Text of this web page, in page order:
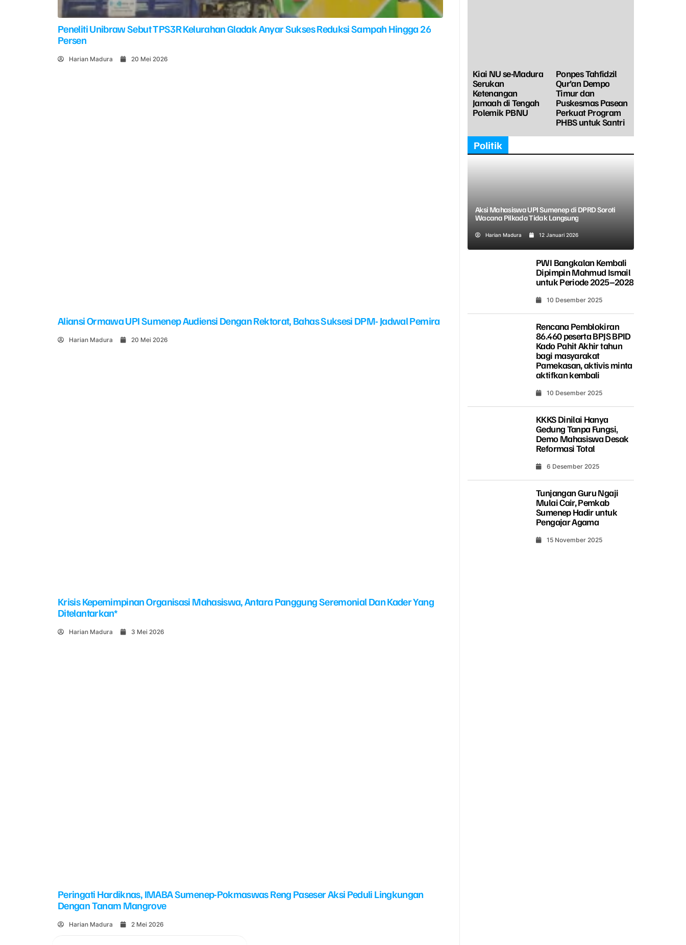
Peneliti Unibraw Sebut TPS3R Kelurahan Gladak Anyar Sukses Reduksi Sampah Hingga 26
Persen
Harian Madura 20 Mei 2026
Aliansi Ormawa UPI Sumenep Audiensi Dengan Rektorat, Bahas Suksesi DPM- Jadwal Pemira
Harian Madura 20 Mei 2026
Krisis Kepemimpinan Organisasi Mahasiswa, Antara Panggung Seremonial Dan Kader Yang
Ditelantarkan*
Harian Madura 3 Mei 2026
Peringati Hardiknas, IMABA Sumenep-Pokmaswas Reng Paseser Aksi Peduli Lingkungan
Dengan Tanam Mangrove
Harian Madura 2 Mei 2026
Kiai NU se-Madura
Serukan
Ketenangan
Jamaah di Tengah
Polemik PBNU
Ponpes Tahfidzil
Qur’an Dempo
Timur dan
Puskesmas Pasean
Perkuat Program
PHBS untuk Santri
Politik
Aksi Mahasiswa UPI Sumenep di DPRD Soroti
Wacana Pilkada Tidak Langsung
Harian Madura 12 Januari 2026
PWI Bangkalan Kembali
Dipimpin Mahmud Ismail
untuk Periode 2025–2028
10 Desember 2025
Rencana Pemblokiran
86.460 peserta BPJS BPID
Kado Pahit Akhir tahun
bagi masyarakat
Pamekasan, aktivis minta
aktifkan kembali
10 Desember 2025
KKKS Dinilai Hanya
Gedung Tanpa Fungsi,
Demo Mahasiswa Desak
Reformasi Total
6 Desember 2025
Tunjangan Guru Ngaji
Mulai Cair, Pemkab
Sumenep Hadir untuk
Pengajar Agama
15 November 2025